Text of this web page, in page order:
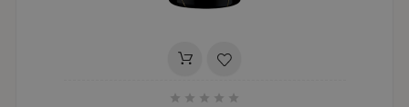
    